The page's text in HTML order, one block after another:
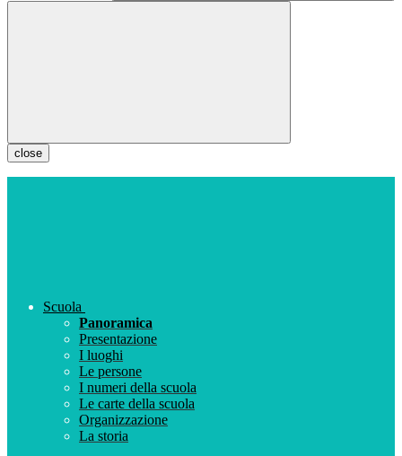
close
Scuola
Panoramica
Presentazione
I luoghi
Le persone
I numeri della scuola
Le carte della scuola
Organizzazione
La storia